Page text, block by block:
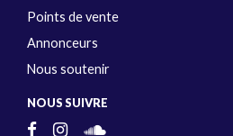
Points de vente
Annonceurs
Nous soutenir
NOUS SUIVRE